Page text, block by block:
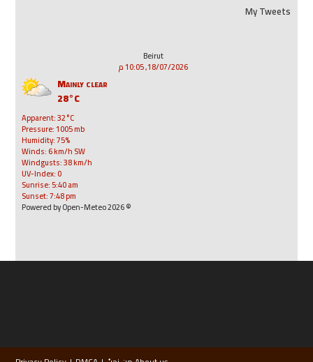
My Tweets
Beirut
18/07/2026, 10:05 م
Mainly clear
28°C
Apparent: 32°C
Pressure: 1005 mb
Humidity: 75%
Winds: 6 km/h SW
Windgusts: 38 km/h
UV-Index: 0
Sunrise: 5:40 am
Sunset: 7:48 pm
© 2026 Powered by Open-Meteo